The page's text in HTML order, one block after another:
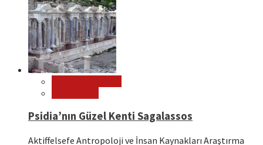
Psidia’nın Güzel Kenti Sagalassos
Aktiffelsefe Antropoloji ve İnsan Kaynakları Araştırma